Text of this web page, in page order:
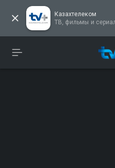
Казахтелеком
ТВ, фильмы и